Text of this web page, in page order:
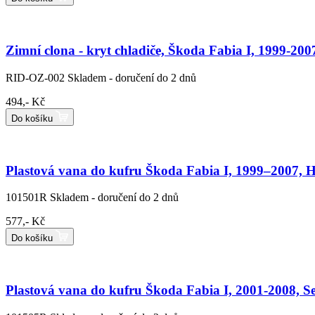
Zimní clona - kryt chladiče, Škoda Fabia I, 1999-
RID-OZ-002 Skladem - doručení do 2 dnů
494,- Kč
Do košíku
Plastová vana do kufru Škoda Fabia I, 1999–2007,
101501R Skladem - doručení do 2 dnů
577,- Kč
Do košíku
Plastová vana do kufru Škoda Fabia I, 2001-2008,